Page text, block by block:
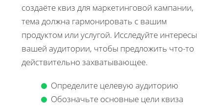
создаёте квиз для маркетинговой кампании,
тема должна гармонировать с вашим
продуктом или услугой. Исследуйте интересы
вашей аудитории, чтобы предложить что-то
действительно захватывающее.
Определите целевую аудиторию
Обозначьте основные цели квиза